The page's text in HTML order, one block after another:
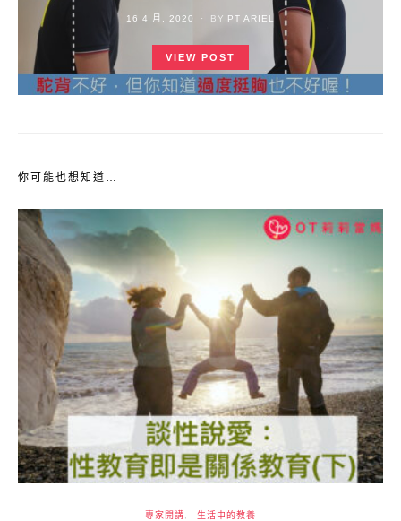
POSTED
16 4 月, 2020 BY PT ARIEL
VIEW POST
你可能也想知道…
專家開講 生活中的教養